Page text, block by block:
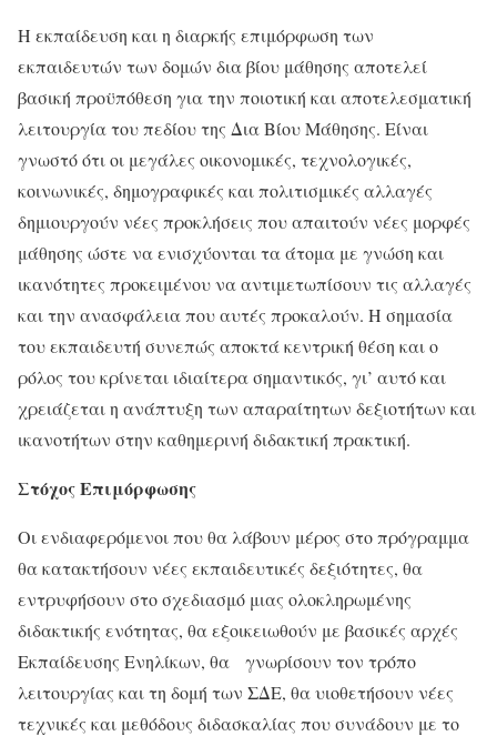
Η εκπαίδευση και η διαρκής επιμόρφωση των
εκπαιδευτών των δομών δια βίου μάθησης αποτελεί
βασική προϋπόθεση για την ποιοτική και αποτελεσματική
λειτουργία του πεδίου της Δια Βίου Μάθησης. Είναι
γνωστό ότι οι μεγάλες οικονομικές, τεχνολογικές,
κοινωνικές, δημογραφικές και πολιτισμικές αλλαγές
δημιουργούν νέες προκλήσεις που απαιτούν νέες μορφές
μάθησης ώστε να ενισχύονται τα άτομα με γνώση και
ικανότητες προκειμένου να αντιμετωπίσουν τις αλλαγές
και την ανασφάλεια που αυτές προκαλούν. Η σημασία
του εκπαιδευτή συνεπώς αποκτά κεντρική θέση και ο
ρόλος του κρίνεται ιδιαίτερα σημαντικός, γι’ αυτό και
χρειάζεται η ανάπτυξη των απαραίτητων δεξιοτήτων και
ικανοτήτων στην καθημερινή διδακτική πρακτική.
Στόχος Επιμόρφωσης
Οι ενδιαφερόμενοι που θα λάβουν μέρος στο πρόγραμμα
θα κατακτήσουν νέες εκπαιδευτικές δεξιότητες, θα
εντρυφήσουν στο σχεδιασμό μιας ολοκληρωμένης
διδακτικής ενότητας, θα εξοικειωθούν με βασικές αρχές
Εκπαίδευσης Ενηλίκων, θα γνωρίσουν τον τρόπο
λειτουργίας και τη δομή των ΣΔΕ, θα υιοθετήσουν νέες
τεχνικές και μεθόδους διδασκαλίας που συνάδουν με το